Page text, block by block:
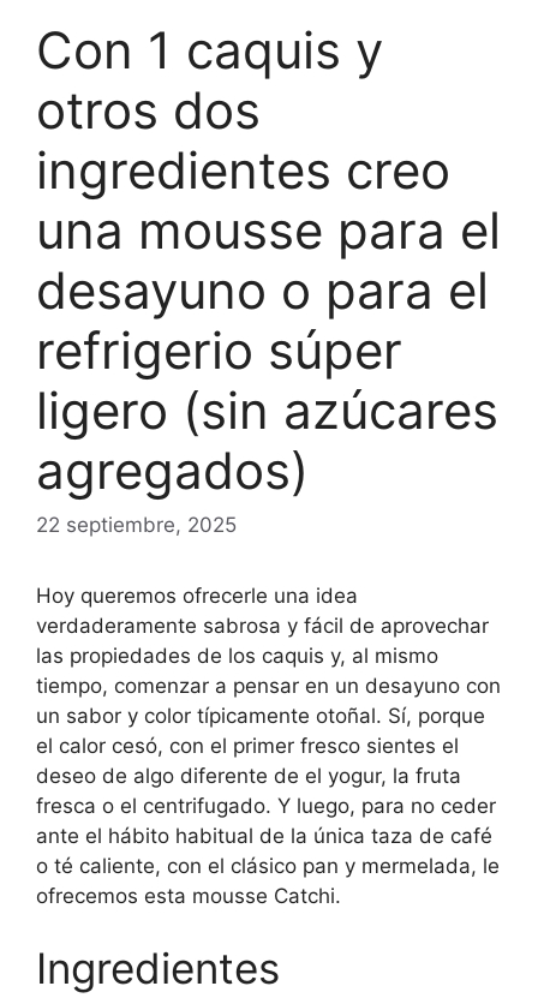
Con 1 caquis y
otros dos
ingredientes creo
una mousse para el
desayuno o para el
refrigerio súper
ligero (sin azúcares
agregados)
22 septiembre, 2025
Hoy queremos ofrecerle una idea
verdaderamente sabrosa y fácil de aprovechar
las propiedades de los caquis y, al mismo
tiempo, comenzar a pensar en un desayuno con
un sabor y color típicamente otoñal. Sí, porque
el calor cesó, con el primer fresco sientes el
deseo de algo diferente de el yogur, la fruta
fresca o el centrifugado. Y luego, para no ceder
ante el hábito habitual de la única taza de café
o té caliente, con el clásico pan y mermelada, le
ofrecemos esta mousse Catchi.
Ingredientes